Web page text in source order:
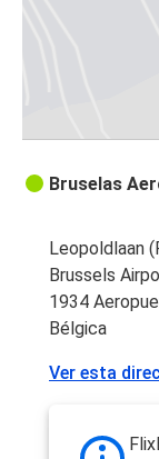
Bruselas
Leopoldlaan
Brussels
1934
Bélgica
Ver esta